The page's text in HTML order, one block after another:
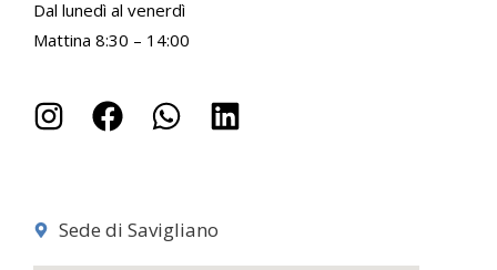
Dal lunedì al venerdì
Mattina 8:30 – 14:00
Sede di Savigliano